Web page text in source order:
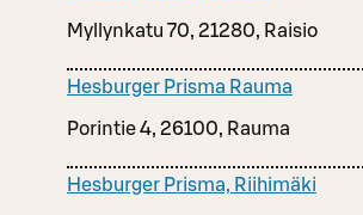
Myllynkatu 70, 21280, Raisio
Hesburger Prisma Rauma
Porintie 4, 26100, Rauma
Hesburger Prisma, Riihimäki